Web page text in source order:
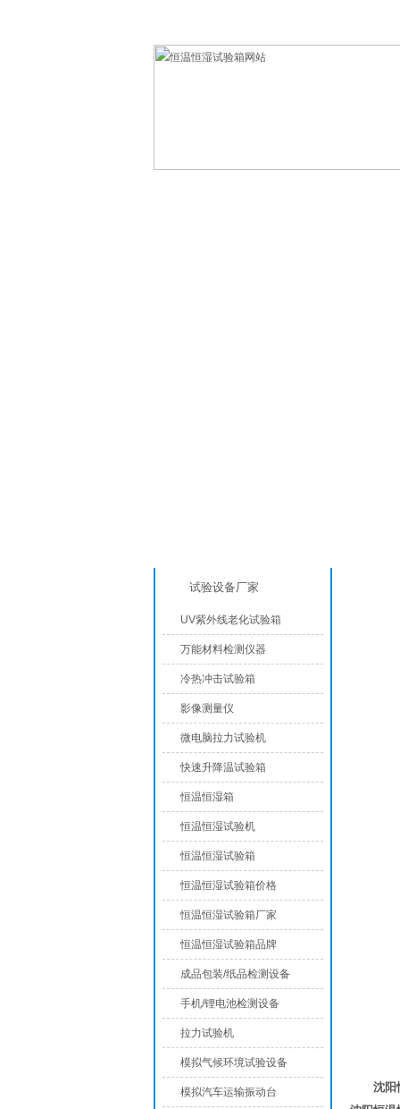
沈阳
试验设备厂家
UV紫外线老化试验箱
万能材料检测仪器
冷热冲击试验箱
影像测量仪
微电脑拉力试验机
快速升降温试验箱
恒温恒湿箱
恒温恒湿试验机
恒温恒湿试验箱
恒温恒湿试验箱价格
恒温恒湿试验箱厂家
恒温恒湿试验箱品牌
成品包装/纸品检测设备
手机/锂电池检测设备
拉力试验机
模拟气候环境试验设备
模拟汽车运输振动台